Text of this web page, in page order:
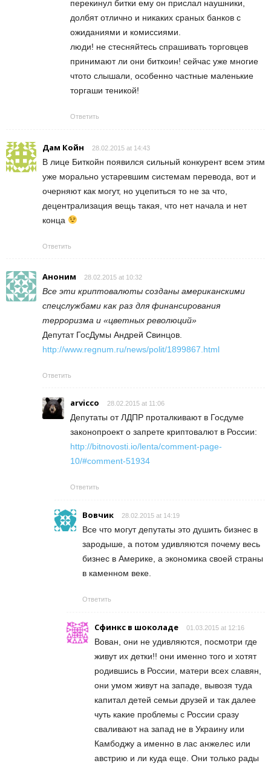
перекинул битки ему он прислал наушники,
долбят отлично и никаких сраных банков с
ожиданиями и комиссиями.
люди! не стесняйтесь спрашивать торговцев
принимают ли они биткоин! сейчас уже многие
чтото слышали, особенно частные маленькие
торгаши теникой!
Ответить
Дам Койн 28.02.2015 at 14:43
В лице Биткойн появился сильный конкурент всем этим
уже морально устаревшим системам перевода, вот и
очерняют как могут, но уцепиться то не за что,
децентрализация вещь такая, что нет начала и нет
конца
Ответить
Аноним 28.02.2015 at 10:32
Все эти криптовалюты созданы американскими
спецслужбами как раз для финансирования
терроризма и «цветных революций»
Депутат ГосДумы Андрей Свинцов.
http://www.regnum.ru/news/polit/1899867.html
Ответить
arvicco 28.02.2015 at 11:06
Депутаты от ЛДПР проталкивают в Госдуме
законопроект о запрете криптовалют в России:
http://bitnovosti.io/lenta/comment-page-
10/#comment-51934
Ответить
Вовчик 28.02.2015 at 14:19
Все что могут депутаты это душить бизнес в
зародыше, а потом удивляются почему весь
бизнес в Америке, а экономика своей страны
в каменном веке.
Ответить
Сфинкс в шоколаде 01.03.2015 at 12:16
Вован, они не удивляются, посмотри где
живут их детки!! они именно того и хотят
родившись в России, матери всех славян,
они умом живут на западе, вывозя туда
капитал детей семьи друзей и так далее
чуть какие проблемы с России сразу
сваливают на запад не в Украину или
Камбоджу а именно в лас анжелес или
австрию и ли куда еще. Они только рады